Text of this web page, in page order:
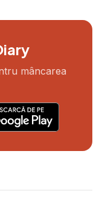
mâncarea